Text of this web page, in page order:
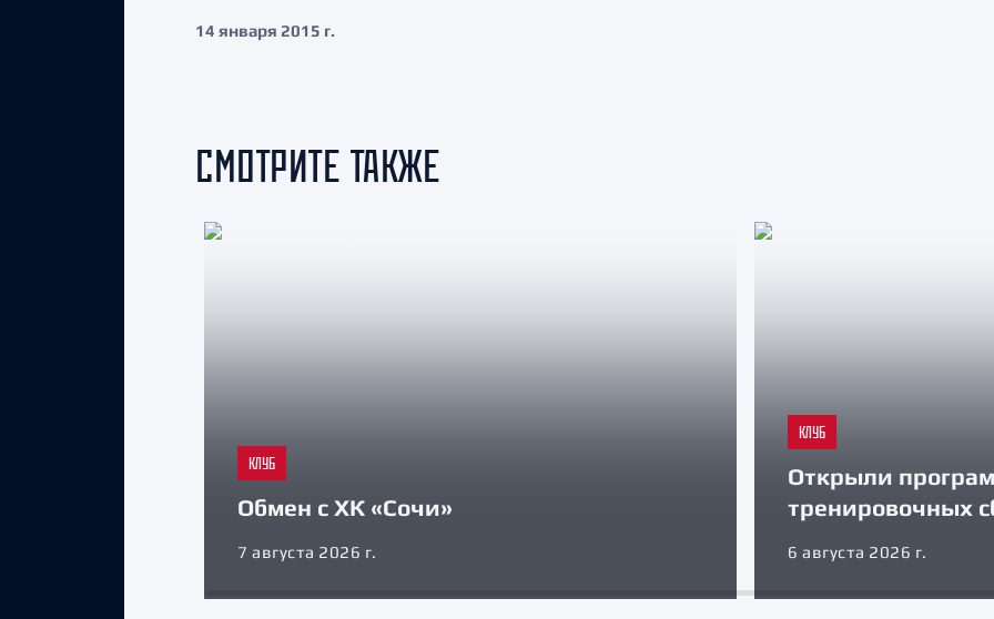
14 января 2015 г.
СМОТРИТЕ ТАКЖЕ
КЛУБ
Обмен с ХК «Сочи»
7 августа 2026 г.
КЛУБ
Открыли
тренировочных
6 августа 2026 г.